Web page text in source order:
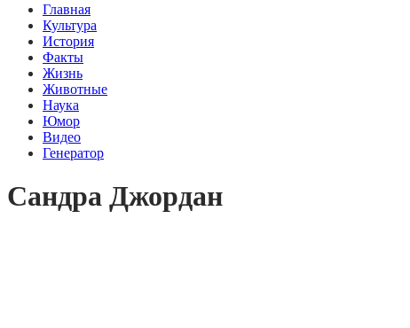
Главная
Культура
История
Факты
Жизнь
Животные
Наука
Юмор
Видео
Генератор
Сандра Джордан